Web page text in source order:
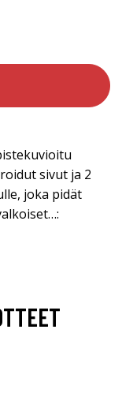
sivut ja 2
joka pidät